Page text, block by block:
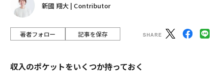
新國 翔大 | Contributor
著者フォロー 記事を保存
収入のポケットをいくつか持っておく